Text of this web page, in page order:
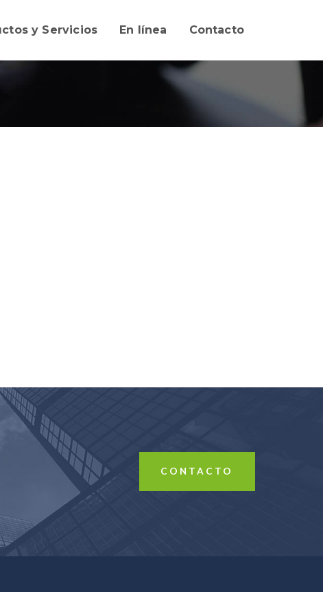
y Servicios En línea Contacto
CONTACTO